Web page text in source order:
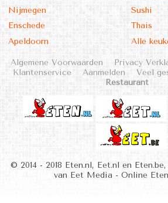
Nijmegen
Enschede
Apeldoorn
Sushi
Thais
Alle
Algemene Voorwaarden Privacy
Klantenservice
Aanmelden Veel
Restaurant
© 2014 - 2018 Eten.nl, Eet.nl en
van Eet Media - Online